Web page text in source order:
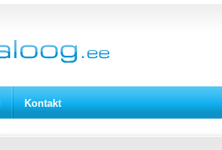
Kontakt